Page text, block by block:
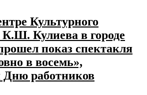
Культурного
Кулиева в городе
показ спектакля
в восемь»,
Дню работников